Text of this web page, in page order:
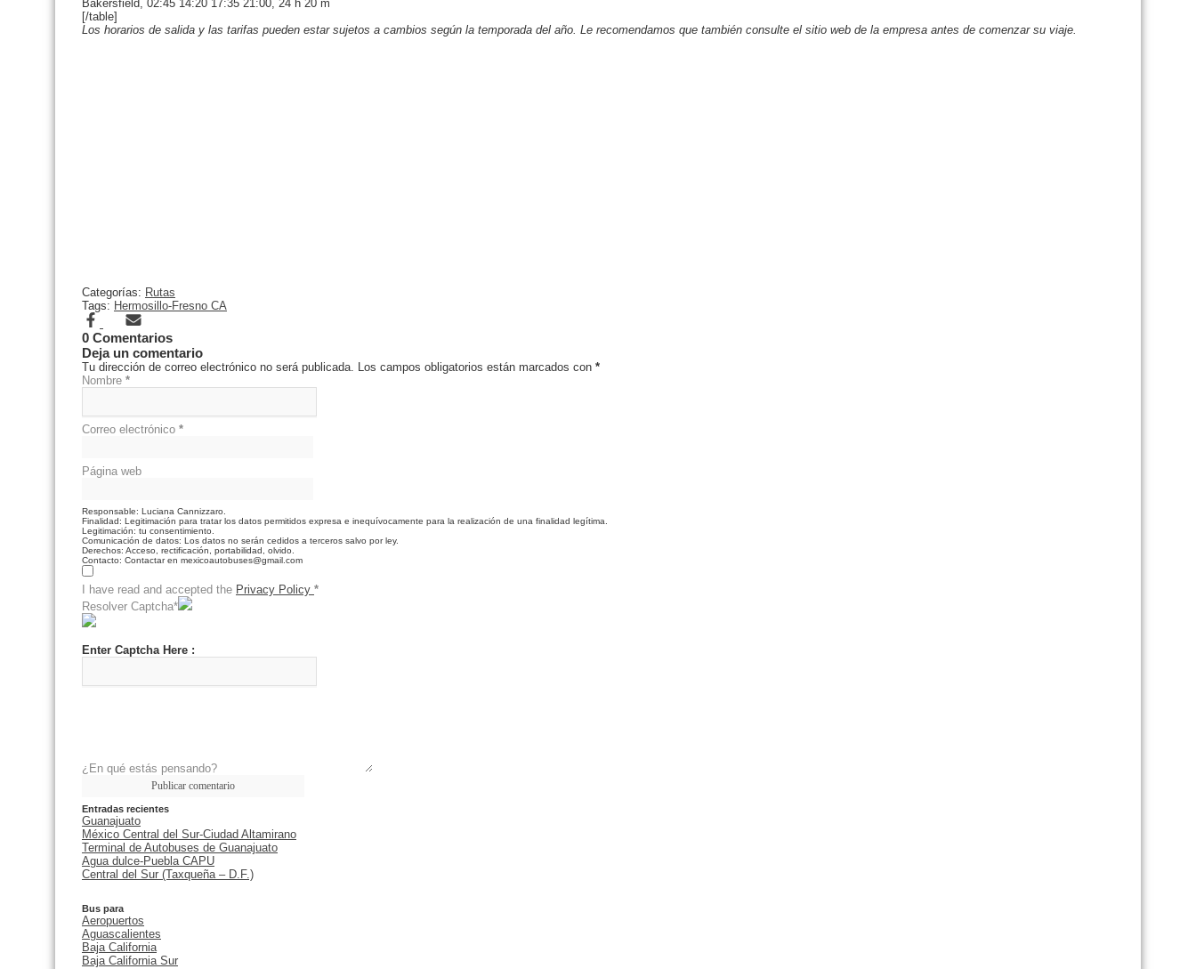
Bakersfield, 02:45 14:20 17:35 21:00, 24 h 20 m
[/table]
Los horarios de salida y las tarifas pueden estar sujetos a cambios según la temporada del año. Le recomendamos que también consulte el sitio web de la empresa antes de comenzar su viaje.
Categorías: Rutas
Tags: Hermosillo-Fresno CA
0 Comentarios
Deja un comentario
Tu dirección de correo electrónico no será publicada. Los campos obligatorios están marcados con *
Nombre *
Correo electrónico *
Página web
Responsable: Luciana Cannizzaro.
Finalidad: Legitimación para tratar los datos permitidos expresa e inequívocamente para la realización de una finalidad legítima.
Legitimación: tu consentimiento.
Comunicación de datos: Los datos no serán cedidos a terceros salvo por ley.
Derechos: Acceso, rectificación, portabilidad, olvido.
Contacto: Contactar en mexicoautobuses@gmail.com
I have read and accepted the Privacy Policy *
Resolver Captcha*
Enter Captcha Here :
¿En qué estás pensando?
Entradas recientes
Guanajuato
México Central del Sur-Ciudad Altamirano
Terminal de Autobuses de Guanajuato
Agua dulce-Puebla CAPU
Central del Sur (Taxqueña – D.F.)
Bus para
Aeropuertos
Aguascalientes
Baja California
Baja California Sur